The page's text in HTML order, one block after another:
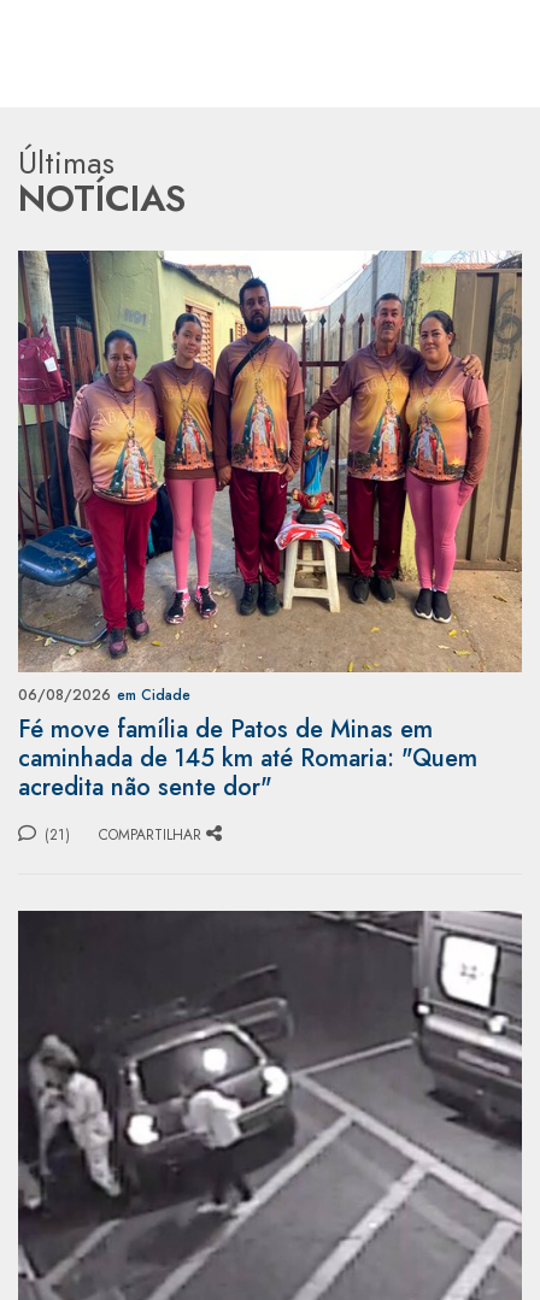
Últimas
NOTÍCIAS
06/08/2026 em Cidade
Fé move família de Patos de Minas em
caminhada de 145 km até Romaria: "Quem
acredita não sente dor"
(21) COMPARTILHAR